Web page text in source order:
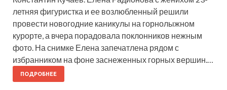
летняя фигуристка и ее возлюбленный решили
провести новогодние каникулы на горнолыжном
курорте, а вчера порадовала поклонников нежным
фото. На снимке Елена запечатлена рядом с
избранником на фоне заснеженных горных вершин.…
ПОДРОБНЕЕ